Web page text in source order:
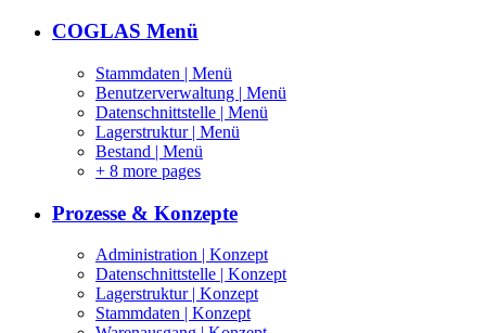
COGLAS Menü
Stammdaten | Menü
Benutzerverwaltung | Menü
Datenschnittstelle | Menü
Lagerstruktur | Menü
Bestand | Menü
+ 8 more pages
Prozesse & Konzepte
Administration | Konzept
Datenschnittstelle | Konzept
Lagerstruktur | Konzept
Stammdaten | Konzept